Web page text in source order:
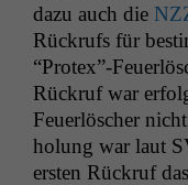
dazu auch die
Rück­rufs für
“Protex”-
Rück­ruf war
Feuer­lösch­er
hol­ung war laut
ersten Rück­ruf